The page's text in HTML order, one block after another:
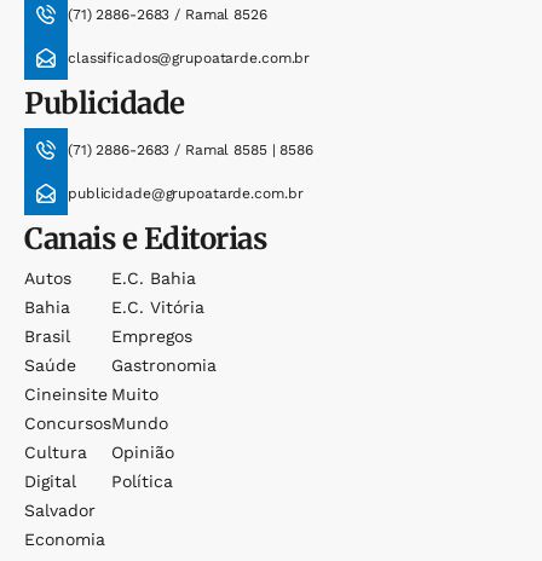
(71) 2886-2683 / Ramal 8526
classificados@grupoatarde.com.br
Publicidade
(71) 2886-2683 / Ramal 8585 | 8586
publicidade@grupoatarde.com.br
Canais e Editorias
Autos
Bahia
Brasil
Saúde
Cineinsite
Concursos
Cultura
Digital
Salvador
Economia
E.c. Bahia
E.c. Vitória
Empregos
Gastronomia
Muito
Mundo
Opinião
Política